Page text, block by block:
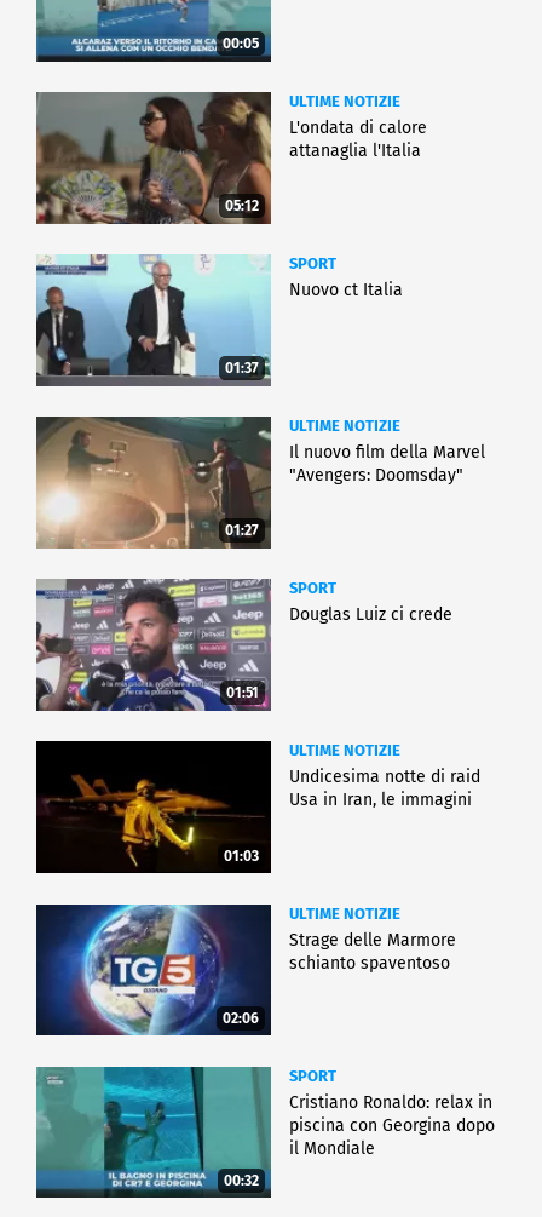
00:05
05:12
ULTIME NOTIZIE
L'ondata di calore
attanaglia l'Italia
01:37
SPORT
Nuovo ct Italia
01:27
ULTIME NOTIZIE
Il nuovo film della Marvel
"Avengers: Doomsday"
01:51
SPORT
Douglas Luiz ci crede
01:03
ULTIME NOTIZIE
Undicesima notte di raid
Usa in Iran, le immagini
02:06
ULTIME NOTIZIE
Strage delle Marmore
schianto spaventoso
00:32
SPORT
Cristiano Ronaldo: relax in
piscina con Georgina dopo
il Mondiale